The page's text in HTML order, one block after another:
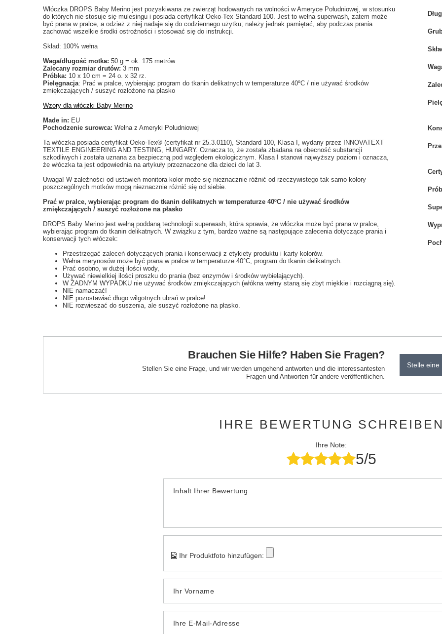
Włóczka DROPS Baby Merino jest pozyskiwana ze zwierząt hodowanych na wolności w Ameryce Południowej, w stosunku
do których nie stosuje się mulesingu i posiada certyfikat Oeko-Tex Standard 100. Jest to wełna superwash, zatem może
być prana w pralce, a odzież z niej nadaje się do codziennego użytku; należy jednak pamiętać, aby podczas prania
zachować wszelkie środki ostrożności i stosować się do instrukcji.
Skład: 100% wełna
Waga/długość motka: 50 g = ok. 175 metrów
Zalecany rozmiar drutów: 3 mm
Próbka: 10 x 10 cm = 24 o. x 32 rz.
Pielęgnacja: Prać w pralce, wybierając program do tkanin delikatnych w temperaturze 40ºC / nie używać środków
zmiękczających / suszyć rozłożone na płasko
Wzory dla włóczki Baby Merino
Made in: EU
Pochodzenie surowca: Wełna z Ameryki Południowej
Ta włóczka posiada certyfikat Oeko-Tex® (certyfikat nr 25.3.0110), Standard 100, Klasa I, wydany przez INNOVATEXT
TEXTILE ENGINEERING AND TESTING, HUNGARY. Oznacza to, że została zbadana na obecność substancji
szkodliwych i została uznana za bezpieczną pod względem ekologicznym. Klasa I stanowi najwyższy poziom i oznacza,
że włóczka ta jest odpowiednia na artykuły przeznaczone dla dzieci do lat 3.
Uwaga! W zależności od ustawień monitora kolor może się nieznacznie różnić od rzeczywistego tak samo kolory
poszczególnych motków mogą nieznacznie różnić się od siebie.
Prać w pralce, wybierając program do tkanin delikatnych w temperaturze 40ºC / nie używać środków
zmiękczających / suszyć rozłożone na płasko
DROPS Baby Merino jest wełną poddaną technologii superwash, która sprawia, że włóczka może być prana w pralce,
wybierając program do tkanin delikatnych. W związku z tym, bardzo ważne są następujące zalecenia dotyczące prania i
konserwacji tych włóczek:
Przestrzegać zaleceń dotyczących prania i konserwacji z etykiety produktu i karty kolorów.
Wełna merynosów może być prana w pralce w temperaturze 40°C, program do tkanin delikatnych.
Prać osobno, w dużej ilości wody,
Używać niewielkiej ilości proszku do prania (bez enzymów i środków wybielających).
W ŻADNYM WYPADKU nie używać środków zmiękczających (włókna wełny staną się zbyt miękkie i rozciągną się).
NIE namaczać!
NIE pozostawiać długo wilgotnych ubrań w pralce!
NIE rozwieszać do suszenia, ale suszyć rozłożone na płasko.
Brauchen Sie Hilfe? Haben Sie Fragen?
Stellen Sie eine Frage, und wir werden umgehend antworten und die interessantesten
Fragen und Antworten für andere veröffentlichen.
Stelle eine
IHRE BEWERTUNG
Ihre Note:
5/5
Inhalt Ihrer Bewertung
Ihr Produktfoto hinzufügen:
Ihr Vorname
Ihre E-Mail-Adresse